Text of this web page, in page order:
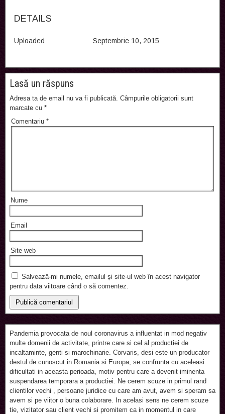
DETAILS
Uploaded Septembrie 10, 2015
Lasă un răspuns
Adresa ta de email nu va fi publicată. Câmpurile obligatorii sunt
marcate cu *
Comentariu *
Nume
Email
Site web
Salvează-mi numele, emailul și site-ul web în acest navigator
pentru data viitoare când o să comentez.
Pandemia provocata de noul coronavirus a influentat in mod negativ
multe domenii de activitate, printre care si cel al productiei de
incaltaminte, genti si marochinarie. Corvaris, desi este un producator
destul de cunoscut in Romania si Europa, se confrunta cu aceleasi
dificultati in aceasta perioada, motiv pentru care a devenit iminenta
suspendarea temporara a productiei. Ne cerem scuze in primul rand
clientilor vechi , persoane juridice cu care am avut, avem si speram sa
avem si pe viitor o buna colaborare. In acelasi sens ne cerem scuze
tie, vizitator sau client vechi si promitem ca in momentul in care